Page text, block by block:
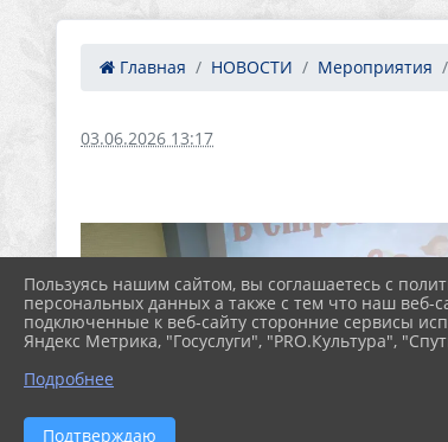
Главная НОВОСТИ Мероприятия
03.06.2026 13:17
Пользуясь нашим сайтом, вы соглашаетесь с
персональных данных а также с тем что наш веб-
подключенные к веб-сайту сторонние сервисы
Яндекс Метрика, "Госуслуги", "PRO.Культура",
Подробнее
Подтверждаю